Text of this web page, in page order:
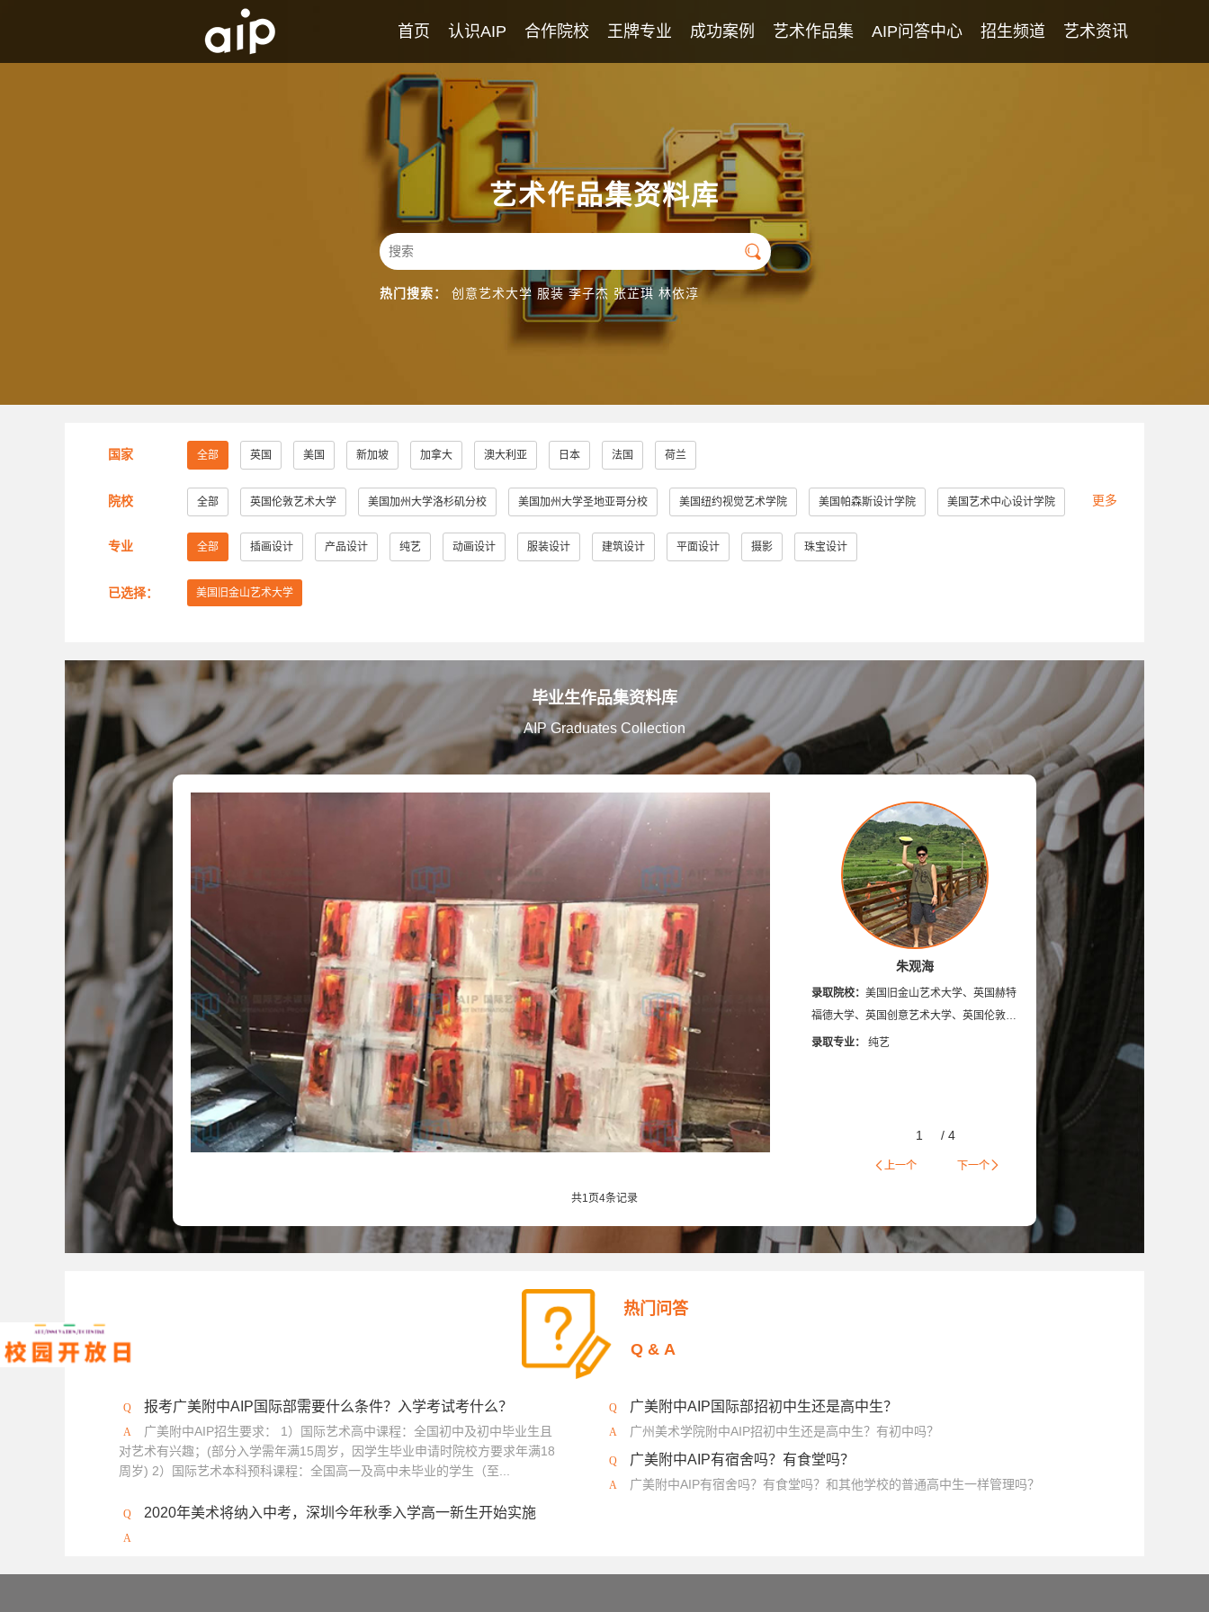
首页 认识AIP
AIP课程
英美艺术高中课程
日本艺术高中课程
国际导师团队
合作院校 王牌专业 成功案例
2026年录取榜
艺术作品集 AIP问答中心 招生频道 艺术资讯
艺术作品集资料库

热门搜索： 创意艺术大学 服装 李子杰 张芷琪 林依淳
国家 全部 英国 美国 新加坡 加拿大 澳大利亚 日本 法国 荷兰
院校 全部 英国伦敦艺术大学 美国加州大学洛杉矶分校 美国加州大学圣地亚哥分校 美国纽约视觉艺术学院 美国帕森斯设计学院 美国艺术中心设计学院
美国萨凡纳艺术与设计学院 美国纽约普瑞特艺术学院 澳大利亚皇家墨尔本理工大学 英国伦敦大学金匠学院 美国罗德岛设计学院
美国芝加哥艺术学院
英国创意艺术大学 诺森比亚大学 多摩美术大学 蒙纳士大学 英国法尔茅斯大学 美国林林艺术设计学院 澳门理工学院
美国旧金山艺术学院 英国布莱顿大学 艾米丽卡尔艺术与设计大学 英国邓迪大学 京都艺术大学 罗切斯特理工学院 日本大学艺术学部
英国密德萨斯大学 安大略艺术设计学院 日本女子美术大学 美国缅因艺术学院 京都精华大学 东京造型大学 伦敦雷文斯本大学 东京艺术大学
京都市立艺术大学 斯威本科技大学
新加坡拉萨尔艺术学院 悉尼大学 英国德蒙福特大学
伦敦传媒学院 英国斯泰福厦大学 英国AA建筑联盟学院 马兰欧尼时装与设计学院 英国安格利亚鲁斯金大学 英国伦敦时装学院
坎伯韦尔艺术学院 澳大利亚格里菲斯大学 英国西英格兰大学 荷兰阿尔特兹艺术学院 切尔西艺术与设计学院
加拿大康考迪亚大学 加拿大阿尔伯塔艺术大学 法国高等视觉传媒学院 法国工艺美术学院
英国利兹大学 马兰戈尼学院（伦敦校区） 英国伯恩茅斯大学 温布尔登艺术学院 英国南安普顿大学
更多
专业 全部 插画设计 产品设计 纯艺 动画设计 服装设计 建筑设计 平面设计 摄影 珠宝设计
已选择： 美国旧金山艺术大学
毕业生作品集资料库
AIP Graduates Collection
张璐
美国旧金山艺术大学、英国曼彻
插画设计
4
朱观海
录取院校： 美国旧金山艺术大学、英国赫特
福德大学、英国创意艺术大学、英国伦敦大
学金匠学院、英国密德萨斯大学、英国金斯
录取专业： 纯艺
1 / 4
上一个 下一个
共1 页4条记录
热门问答
Q&A
报考广美附中AIP国际部需要什么条件？入学考试考什么？
广美附中AIP招生要求： 1）国际艺术高中课程：全国初中及初中毕业生且
对艺术有兴趣；(部分入学需年满15周岁，因学生毕业申请时院校方要求年满18
周岁) 2）国际艺术本科预科课程：全国高一及高中未毕业的学生（至...
广美附中AIP国际部招初中生还是高中生？
广州美术学院附中AIP招初中生还是高中生？有初中吗？
广美附中AIP有宿舍吗？有食堂吗？
广美附中AIP有宿舍吗？有食堂吗？和其他学校的普通高中生一样管理吗？
2020年美术将纳入中考，深圳今年秋季入学高一新生开始实施